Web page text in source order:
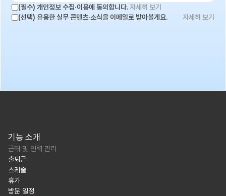
(필수) 개인정보 수집·이용에 동의합니다. 자세히 보기
(선택) 유용한 실무 콘텐츠·소식을 이메일로 받아볼게요.
자세히 보기
기능 소개
근태 및 인력 관리
출퇴근
스케줄
휴가
방문 일정